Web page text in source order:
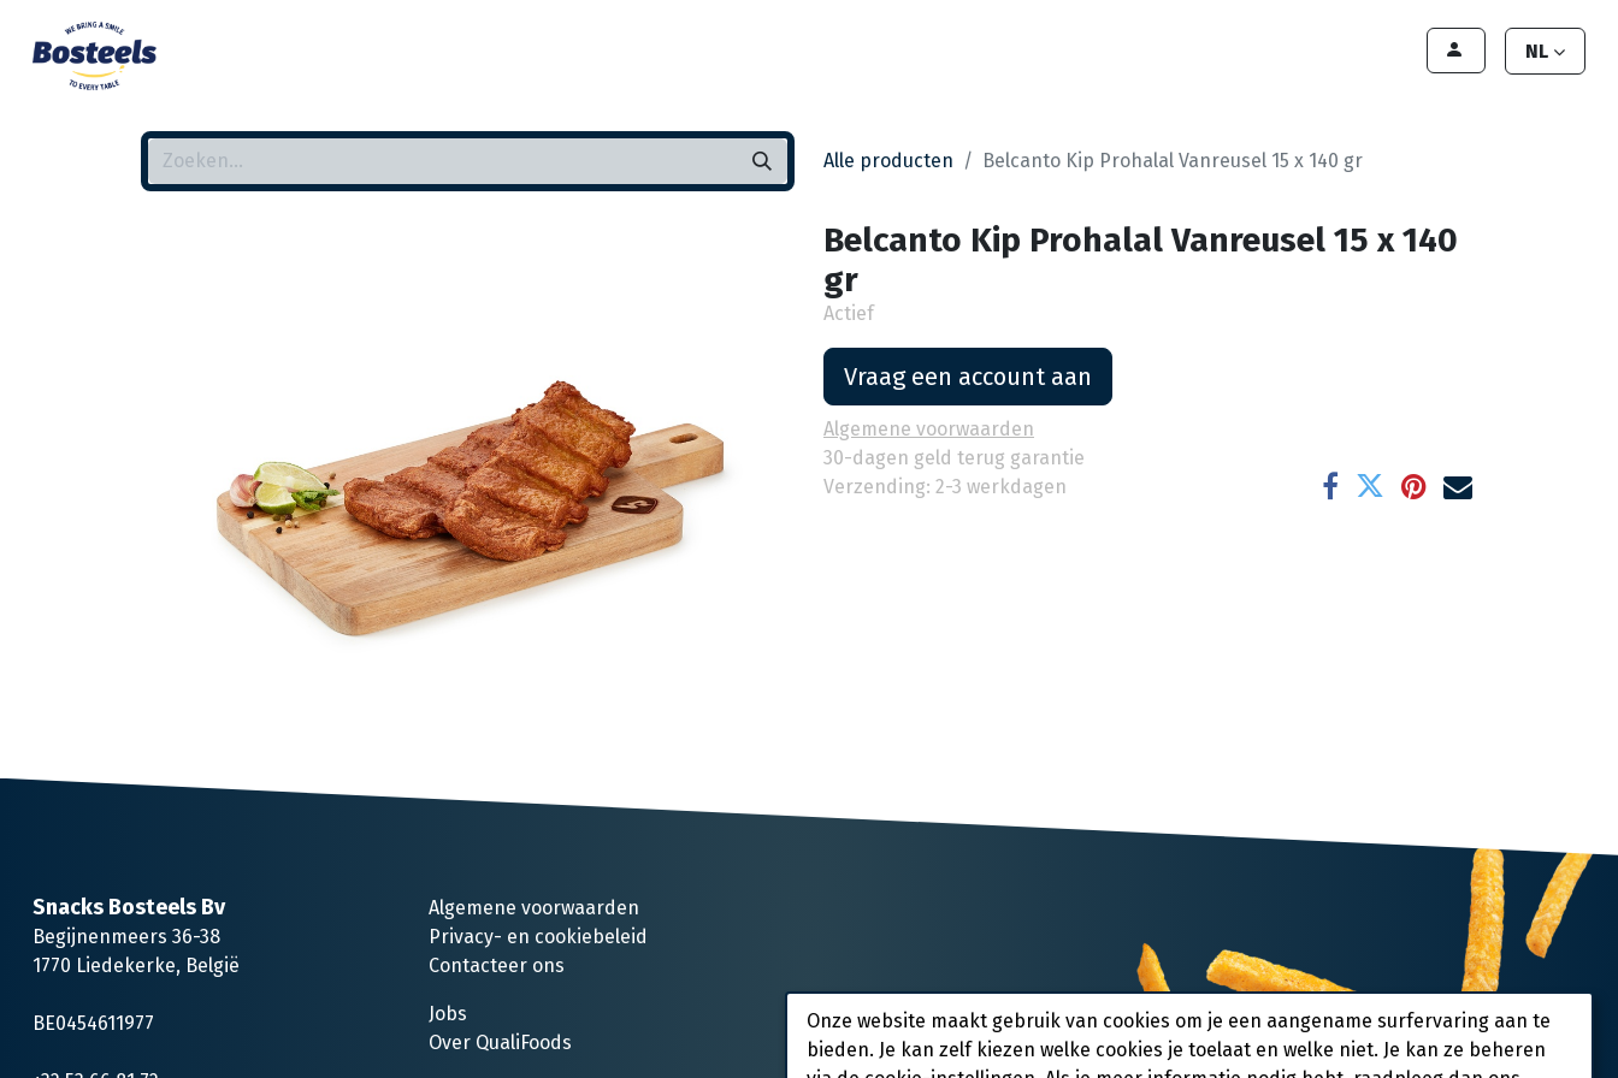
NL
Alle producten Belcanto Kip Prohalal Vanreusel 15 x 140 gr
Belcanto Kip Prohalal Vanreusel 15 x 140
gr
Actief
Vraag een account aan
Algemene voorwaarden
30-dagen geld terug garantie
Verzending: 2-3 werkdagen
Snacks Bosteels Bv
Begijnenmeers 36-38
1770 Liedekerke, België
BE0454611977
Algemene voorwaarden
Privacy- en cookiebeleid
Contacteer ons
Jobs
Over QualiFoods
Onze website maakt gebruik van cookies om je een aangename surfervaring aan te
bieden. Je kan zelf kiezen welke cookies je toelaat en welke niet. Je kan ze beheren